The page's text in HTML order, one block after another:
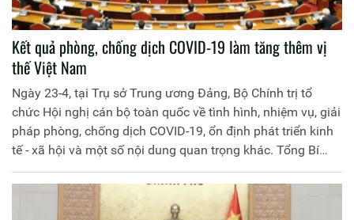
Kết quả phòng, chống dịch COVID-19 làm tăng thêm vị
thế Việt Nam
Ngày 23-4, tại Trụ sở Trung ương Đảng, Bộ Chính trị tổ
chức Hội nghị cán bộ toàn quốc về tình hình, nhiệm vụ, giải
pháp phòng, chống dịch COVID-19, ổn định phát triển kinh
tế - xã hội và một số nội dung quan trọng khác. Tổng Bí
thư, Chủ tịch nước Nguyễn Phú Trọng chủ trì Hội nghị.